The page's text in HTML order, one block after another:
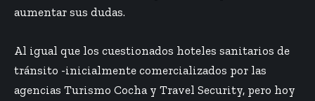
aumentar sus dudas.
Al igual que los cuestionados hoteles sanitarios de
tránsito -inicialmente comercializados por las
agencias Turismo Cocha y Travel Security, pero hoy